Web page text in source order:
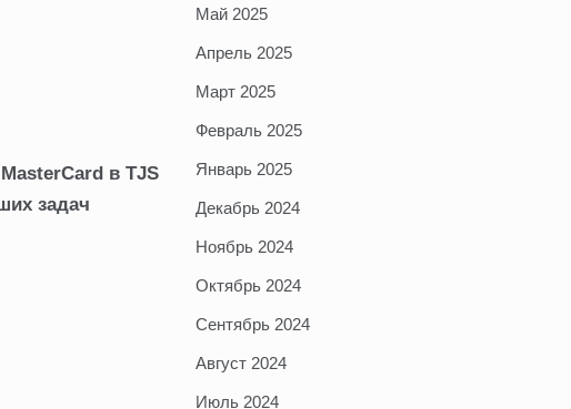
в TJS
задач
Май 2025
Апрель 2025
Март 2025
Февраль 2025
Январь 2025
Декабрь 2024
Ноябрь 2024
Октябрь 2024
Сентябрь 2024
Август 2024
Июль 2024